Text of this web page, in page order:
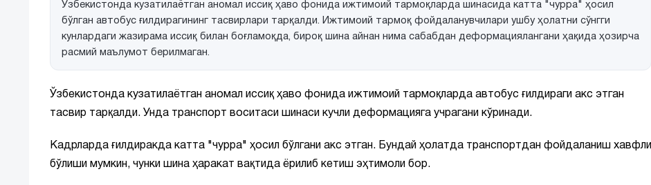
Ўзбекистонда кузатилаётган аномал иссиқ ҳаво фонида ижтимоий тармоқларда шинасида катта "чурра" ҳосил
бўлган автобус ғилдирагининг тасвирлари тарқалди. Ижтимоий тармоқ фойдаланувчилари ушбу ҳолатни сўнгги
кунлардаги жазирама иссиқ билан боғламоқда, бироқ шина айнан нима сабабдан деформациялангани ҳақида ҳозирча
расмий маълумот берилмаган.
Ўзбекистонда кузатилаётган аномал иссиқ ҳаво фонида ижтимоий тармоқларда автобус ғилдираги акс этган
тасвир тарқалди. Унда транспорт воситаси шинаси кучли деформацияга учрагани кўринади.
Кадрларда ғилдиракда катта "чурра" ҳосил бўлгани акс этган. Бундай ҳолатда транспортдан фойдаланиш хавфли
бўлиши мумкин, чунки шина ҳаракат вақтида ёрилиб кетиш эҳтимоли бор.